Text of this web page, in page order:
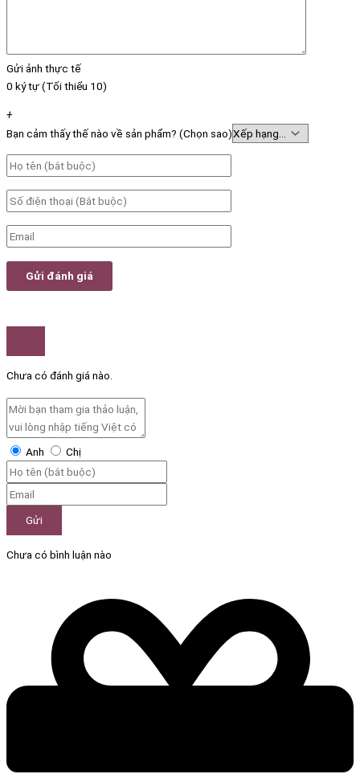
Gửi ảnh thực tế
0 ký tự (Tối thiểu 10)
+
Bạn cảm thấy thế nào về sản phẩm? (Chọn sao)
Chưa có đánh giá nào.
Anh Chị
Gửi
Chưa có bình luận nào